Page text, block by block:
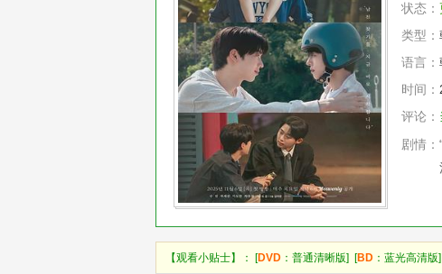
状态：
类型：
语言：
时间：
评论：
剧情：
【观看小贴士】： [DVD ：普通清晰版] [BD ：蓝光高清